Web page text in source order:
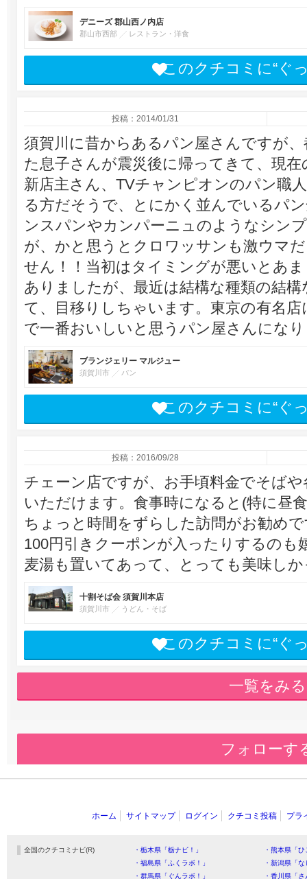
デニーズ 郡山西ノ内店
郡山市西部 レストラン・洋食
このクチコミに“ぐ
投稿：2014/01/31
須賀川に昔からあるパン屋さんですが
た息子さんが震災後に帰ってきて、現
新店主さん、TVチャンピオンのパン職
る方だそうで、とにかく並んでいるパ
ンスパンやカンパーニュのようなシン
が、かと思うとクロワッサンも激ウマ
せん！！当初はタイミングが悪いとあ
ありましたが、最近は結構な種類の結
て、目移りしちゃいます。東京の有名
で一番おいしいと思うパン屋さんにな
ブランジェリー マルジュー
須賀川市 パン
このクチコミに“ぐ
投稿：2016/09/28
チェーン店ですが、お手頃料金でそば
いただけます。食事時になると(特に昼
ちょっと時間をずらした訪問がお勧め
100円引きクーポンが入ったりするのも
麦湯も置いてあって、とっても美味し
十割そば会 須賀川本店
須賀川市 うどん・そば
このクチコミに“ぐ
一覧をみる
フォローす
ホーム サイトマップ ログイン クチコミ投稿 プラ
全国のクチコミナビ(R) ・栃木県「栃ナビ！」
・熊本県「
・福島県「ふくラボ！」
・新潟県「
・群馬県「ぐんラボ！」
・香川県「